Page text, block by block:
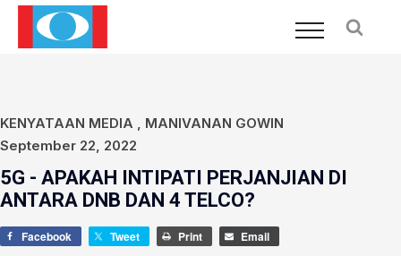
KENYATAAN MEDIA , MANIVANAN GOWIN
September 22, 2022
5G - APAKAH INTIPATI PERJANJIAN DI
ANTARA DNB DAN 4 TELCO?
Facebook Tweet Print Email